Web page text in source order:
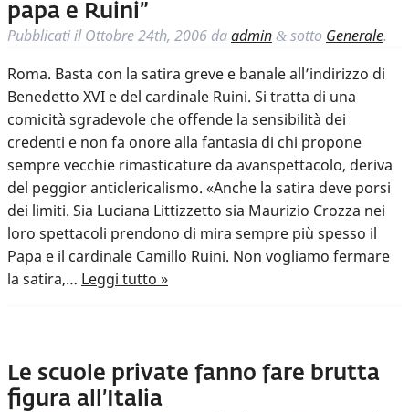
papa e Ruini”
Pubblicati ilOttobre 24th, 2006 daadmin & sotto Generale.
Roma. Basta con la satira greve e banale all’indirizzo di
Benedetto XVI e del cardinale Ruini. Si tratta di una
comicità sgradevole che offende la sensibilità dei
credenti e non fa onore alla fantasia di chi propone
sempre vecchie rimasticature da avanspettacolo, deriva
del peggior anticlericalismo. «Anche la satira deve porsi
dei limiti. Sia Luciana Littizzetto sia Maurizio Crozza nei
loro spettacoli prendono di mira sempre più spesso il
Papa e il cardinale Camillo Ruini. Non vogliamo fermare
la satira,… Leggi tutto »
Le scuole private fanno fare brutta
figura all’Italia